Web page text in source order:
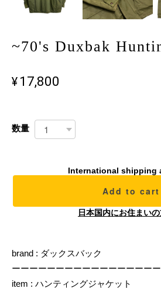
~70's Duxbak
¥17,800
数量
International shipping
Add to cart
日本国内にお住まい
brand : ダックスバック
ーーーーーーーーーーーーーーーー
item : ハンティングジャケット